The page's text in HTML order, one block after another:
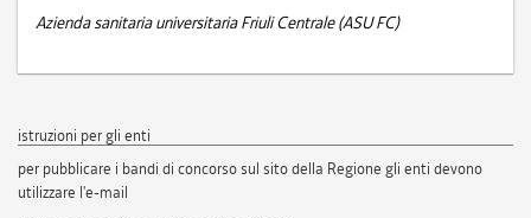
Azienda sanitaria universitaria Friuli Centrale (ASU FC)
istruzioni per gli enti
per pubblicare i bandi di concorso sul sito della Regione gli enti devono
utilizzare l'e-mail